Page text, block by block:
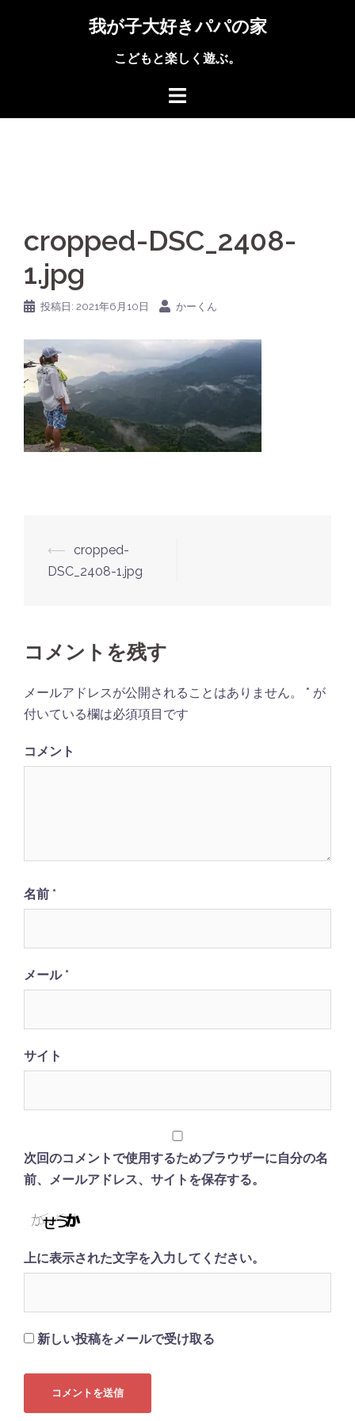
へ
我が子大好きパパの家
こどもと楽しく遊ぶ。
cropped-DSC_2408-
1.jpg
投稿日: 2021年6月10日 かーくん
投
稿
ゲ
ー
シ
ョ
ン
⟵
cropped-
DSC_2408-1.jpg
コメントを残す
メールアドレスが公開されることはありません。 * が
付いている欄は必須項目です
コメント
名前 *
メール*
サイト
次回のコメントで使用するためブラウザーに自分の名
前、メールアドレス、サイトを保存する。
上に表示された文字を入力してください。
新しい投稿をメールで受け取る